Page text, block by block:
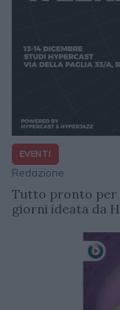
EVENTI
Redazione
Tutto pronto per
giorni ideata da